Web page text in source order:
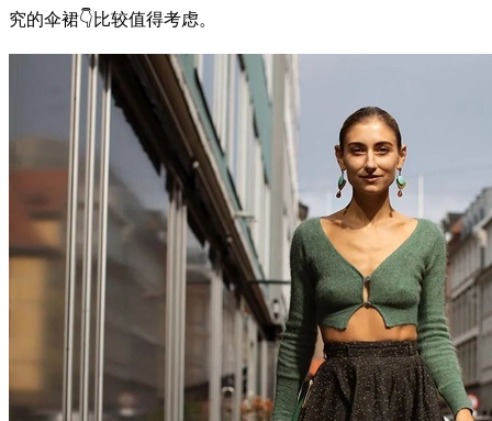
究的伞裙👇比较值得考虑。